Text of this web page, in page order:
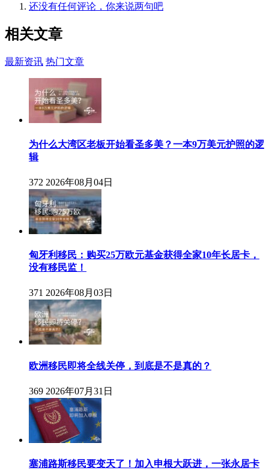
还没有任何评论，你来说两句吧
相关文章
最新资讯 热门文章
为什么大湾区老板开始看圣多美？一本9万美元护照的逻
辑
372 2026年08月04日
匈牙利移民：购买25万欧元基金获得全家10年长居卡，
没有移民监！
371 2026年08月03日
欧洲移民即将全线关停，到底是不是真的？
369 2026年07月31日
塞浦路斯移民要变天了！加入申根大跃进，一张永居卡